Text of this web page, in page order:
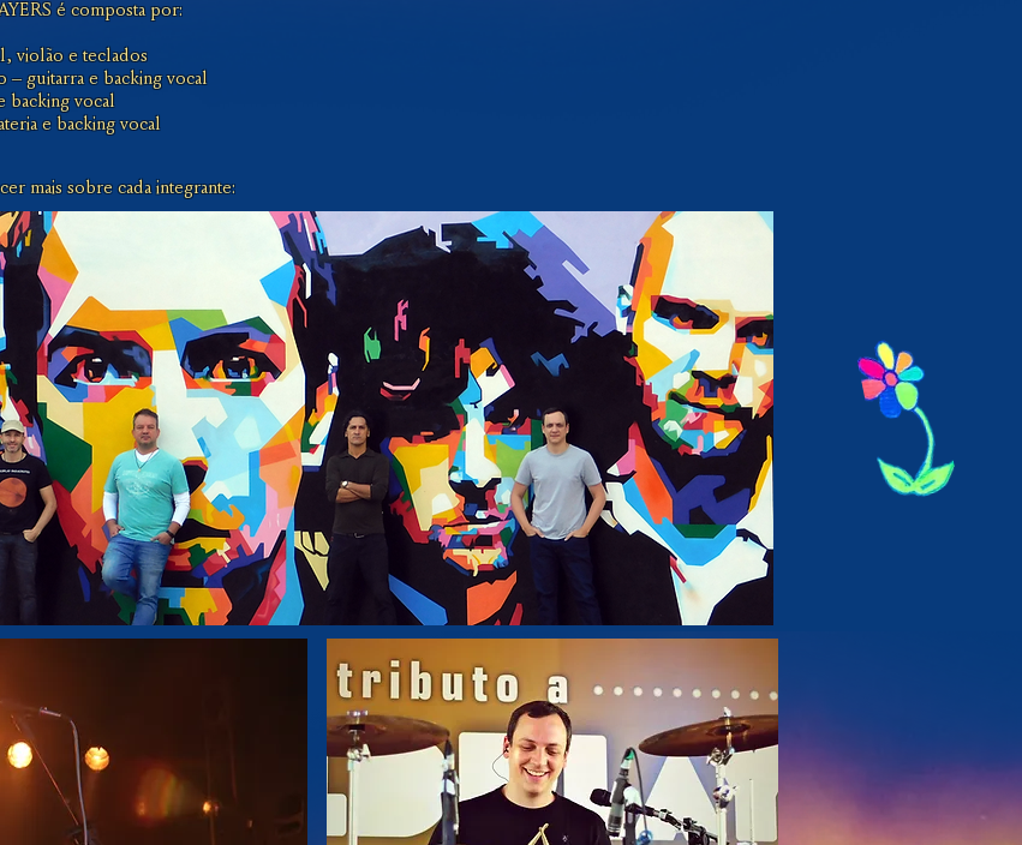
é composta por:
violão e teclados
guitarra e backing vocal
backing vocal
e backing vocal
mais sobre cada integrante: